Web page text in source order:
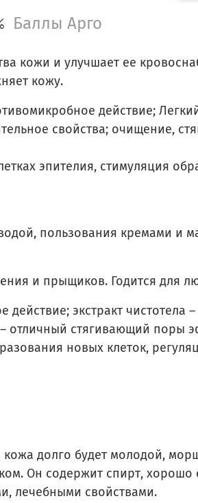
Баллы Арго
кожи и улучшает ее
кожу.
действие;
свойства; очищение,
эпителия, стимуляция
пользования кремами и
и прыщиков. Годится для
экстракт
отличный стягивающий поры
новых клеток,
долго будет молодой,
Он содержит спирт,
лечебными свойствами.